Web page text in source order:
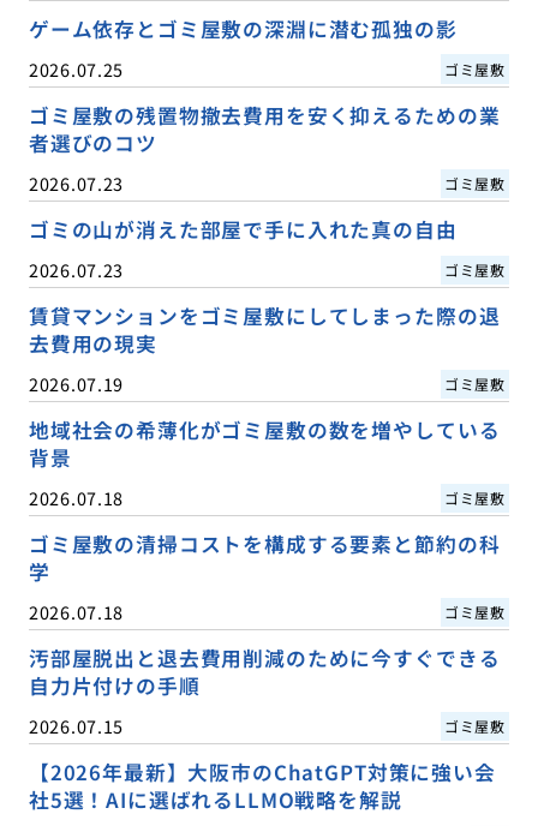
ゲーム依存とゴミ屋敷の深淵に潜む孤独の影
2026.07.25 ゴミ屋敷
ゴミ屋敷の残置物撤去費用を安く抑えるための業
者選びのコツ
2026.07.23 ゴミ屋敷
ゴミの山が消えた部屋で手に入れた真の自由
2026.07.23 ゴミ屋敷
賃貸マンションをゴミ屋敷にしてしまった際の退
去費用の現実
2026.07.19 ゴミ屋敷
地域社会の希薄化がゴミ屋敷の数を増やしている
背景
2026.07.18 ゴミ屋敷
ゴミ屋敷の清掃コストを構成する要素と節約の科
学
2026.07.18 ゴミ屋敷
汚部屋脱出と退去費用削減のために今すぐできる
自力片付けの手順
2026.07.15 ゴミ屋敷
【2026年最新】大阪市のChatGPT対策に強い会
社5選！AIに選ばれるLLMO戦略を解説